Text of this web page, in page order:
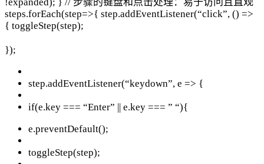
steps.forEach(step=>{ step.addEventListener(“click”, () =>
{ toggleStep(step);
});
step.addEventListener(“keydown”, e => {
if(e.key === “Enter” || e.key === ” “){
e.preventDefault();
toggleStep(step);